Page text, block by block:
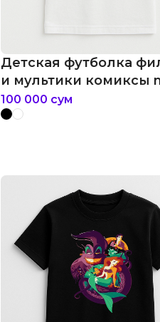
Детская футболка
и мультики комиксы
eternals
100 000 сум